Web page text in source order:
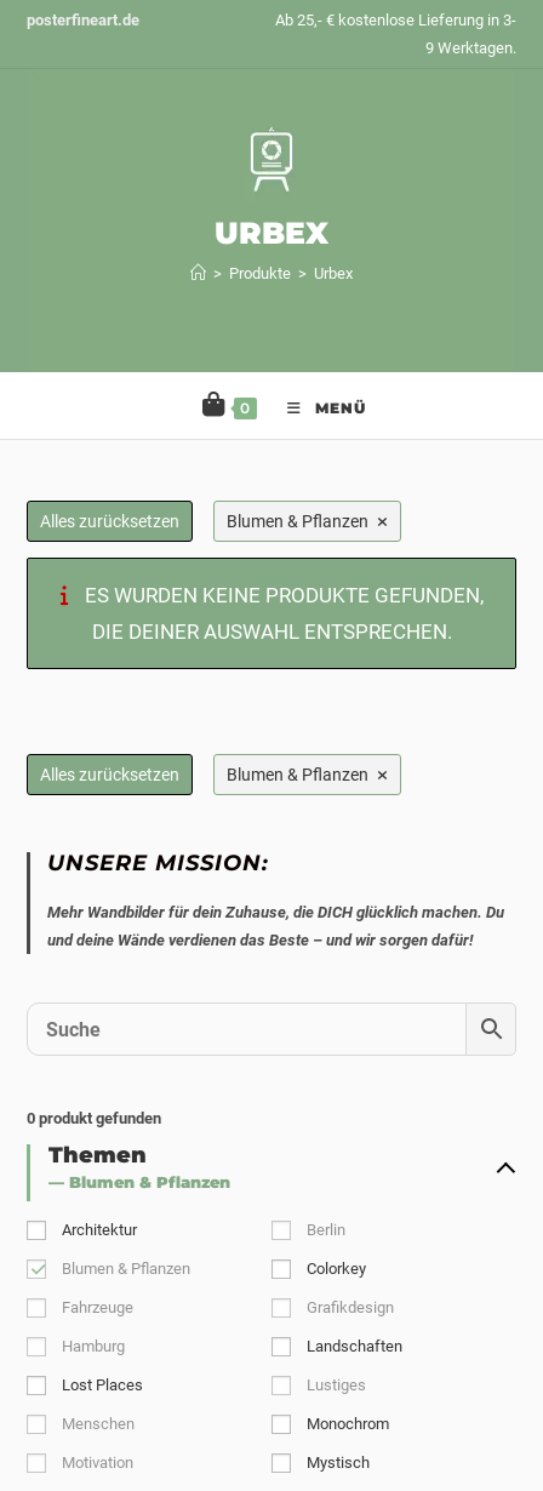
Zumposterfineart.de
Ab 25,- € kostenlose Lieferung in 3-
9 Werktagen.
URBEX
> Produkte > Urbex
0 MENÜ
Alles zurücksetzen Blumen & Pflanzen ×
ES WURDEN KEINE PRODUKTE GEFUNDEN,
DIE DEINER AUSWAHL ENTSPRECHEN.
Alles zurücksetzen Blumen & Pflanzen ×
UNSERE MISSION:
Mehr Wandbilder für dein Zuhause, die DICH glücklich machen. Du
und deine Wände verdienen das Beste – und wir sorgen dafür!
0 produkt gefunden
Themen
— Blumen & Pflanzen
Architektur Berlin
Blumen & Pflanzen Colorkey
Fahrzeuge Grafikdesign
Hamburg Landschaften
Lost Places Lustiges
Menschen Monochrom
Motivation Mystisch